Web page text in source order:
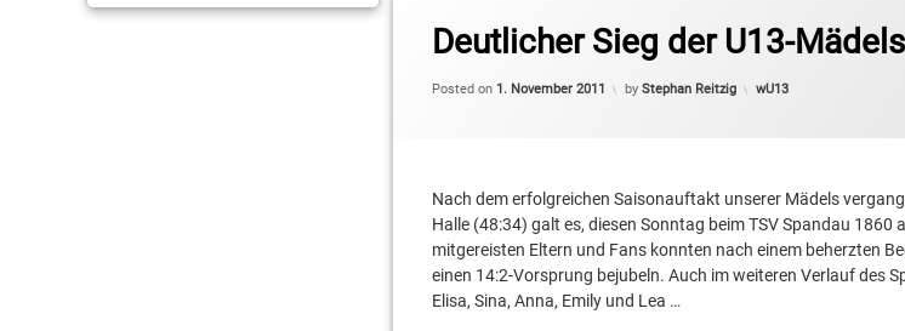
Deutlicher Sieg der U13-
Posted on 1. November 2011 by Stephan Reitzig Categories:
wU13
Nach dem erfolgreichen Saisonauftakt unserer Mädels
Halle (48:34) galt es, diesen Sonntag beim TSV Spandau 1860
mitgereisten Eltern und Fans konnten nach einem beherzten
einen 14:2-Vorsprung bejubeln. Auch im weiteren Verlauf des
Elisa, Sina, Anna, Emily und Lea …
RSV Basketball
Swen Wackrow